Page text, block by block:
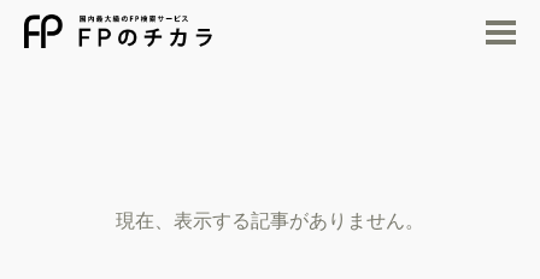
現在、表示する記事がありません。